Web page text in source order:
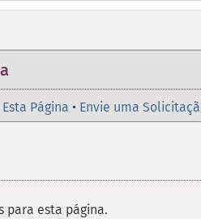
Página • Envie uma
para esta página.